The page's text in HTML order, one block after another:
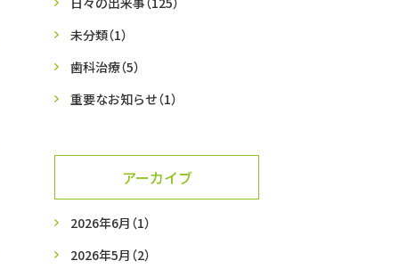
未分類（1）
歯科治療（5）
重要なお知らせ（1）
アーカイブ
2026年6月 （1）
2026年5月 （2）